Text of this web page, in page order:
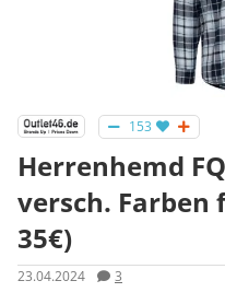
153
Herrenhemd
versch. Farben
35€)
23.04.2024 3